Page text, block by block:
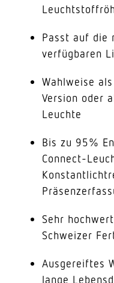
Passt auf die
verfügbaren
Wahlweise
Version oder
Leuchte
Bis zu 95%
Connect-
Sehr
Schweizer
Ausgereiftes
lange